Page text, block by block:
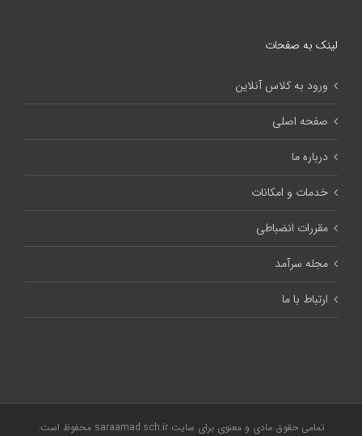
لینک به صفحات
ورود به کلاس آنلاین
صفحه اصلی
درباره ما
خدمات و امکانات
مقررات انضباطی
مجله سرآمد
ارتباط با ما
تمامی حقوق مادی و معنوی برای سایت saraamad.sch.ir محفوظ است.